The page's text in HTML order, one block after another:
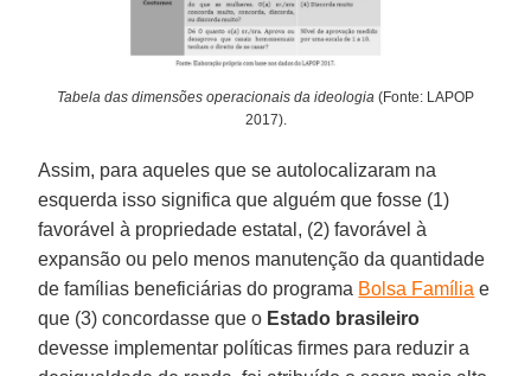
Tabela das dimensões operacionais da ideologia (Fonte: LAPOP
2017).
Assim, para aqueles que se autolocalizaram na
esquerda isso significa que alguém que fosse (1)
favorável à propriedade estatal, (2) favorável à
expansão ou pelo menos manutenção da quantidade
de famílias beneficiárias do programa Bolsa Família e
que (3) concordasse que o Estado brasileiro
devesse implementar políticas firmes para reduzir a